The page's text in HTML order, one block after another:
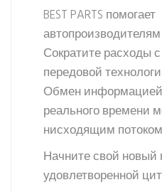
BEST PARTS помогает
Сократите расходы
передовой
Обмен
реального времени
нисходящим
Начните свой новый
удовлетворенной